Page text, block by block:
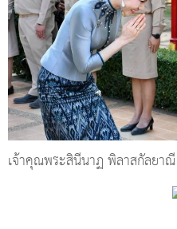
เจ้าคุณพระสินีนาฏ พิลาสกัลยาณี